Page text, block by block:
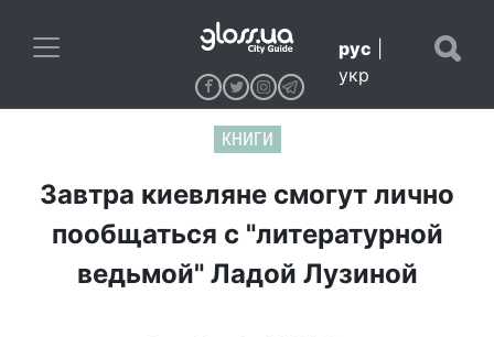
рус
укр
КНИГИ
Завтра киевляне смогут лично
пообщаться с "литературной
ведьмой" Ладой Лузиной